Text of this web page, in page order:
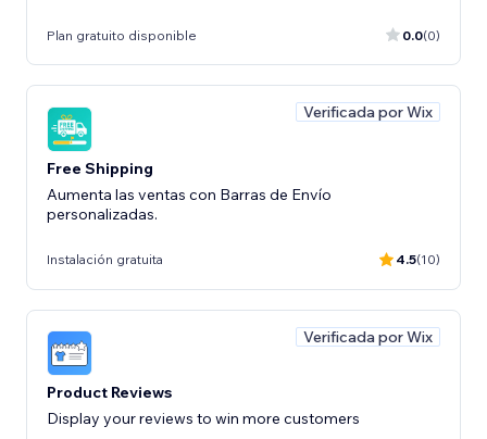
Plan gratuito disponible 0.0(0)
Verificada por Wix
Free Shipping
Aumenta las ventas con Barras de Envío
personalizadas.
Instalación gratuita 4.5(10)
Verificada por Wix
Product Reviews
Display your reviews to win more customers